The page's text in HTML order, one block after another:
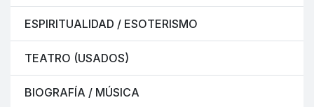
ESPIRITUALIDAD / ESOTERISMO
TEATRO (USADOS)
BIOGRAFÍA / MÚSICA